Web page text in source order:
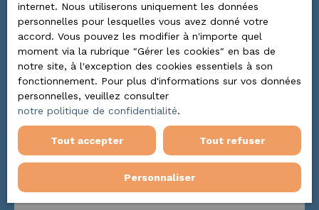
Pertinence
Trier par
ALERTE MAIL
internet. Nous utiliserons uniquement les données
personnelles pour lesquelles vous avez donné votre
accord. Vous pouvez les modifier à n'importe quel
moment via la rubrique ″Gérer les cookies″ en bas de
notre site, à l'exception des cookies essentiels à son
fonctionnement. Pour plus d'informations sur vos données
personnelles, veuillez consulter
notre politique de confidentialité.
Tout accepter Tout refuser
Personnaliser